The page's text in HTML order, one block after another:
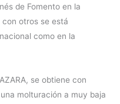
de Fomento en la
otros se está
como en la
se obtiene con
molturación a muy baja